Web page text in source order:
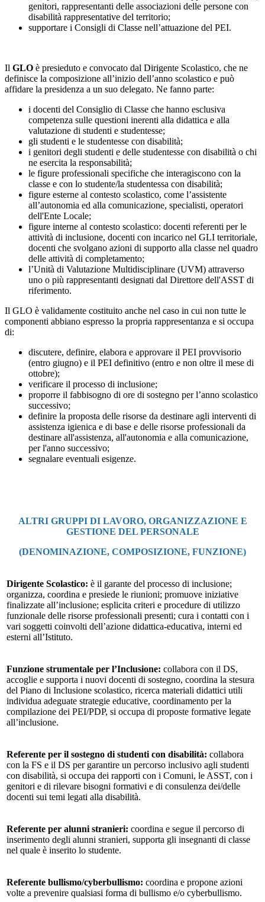
genitori, rappresentanti delle associazioni delle persone con
disabilità rappresentative del territorio;
supportare i Consigli di Classe nell’attuazione del PEI.
Il GLO è presieduto e convocato dal Dirigente Scolastico, che ne
definisce la composizione all’inizio dell’anno scolastico e può
affidare la presidenza a un suo delegato. Ne fanno parte:
i docenti del Consiglio di Classe che hanno esclusiva
competenza sulle questioni inerenti alla didattica e alla
valutazione di studenti e studentesse;
gli studenti e le studentesse con disabilità;
i genitori degli studenti e delle studentesse con disabilità o chi
ne esercita la responsabilità;
le figure professionali specifiche che interagiscono con la
classe e con lo studente/la studentessa con disabilità;
figure esterne al contesto scolastico, come l’assistente
all’autonomia ed alla comunicazione, specialisti, operatori
dell'Ente Locale;
figure interne al contesto scolastico: docenti referenti per le
attività di inclusione, docenti con incarico nel GLI territoriale,
docenti che svolgano azioni di supporto alla classe nel quadro
delle attività di completamento;
l’Unità di Valutazione Multidisciplinare (UVM) attraverso
uno o più rappresentanti designati dal Direttore dell'ASST di
riferimento.
Il GLO è validamente costituito anche nel caso in cui non tutte le
componenti abbiano espresso la propria rappresentanza e si occupa
di:
discutere, definire, elabora e approvare il PEI provvisorio
(entro giugno) e il PEI definitivo (entro e non oltre il mese di
ottobre);
verificare il processo di inclusione;
proporre il fabbisogno di ore di sostegno per l’anno scolastico
successivo;
definire la proposta delle risorse da destinare agli interventi di
assistenza igienica e di base e delle risorse professionali da
destinare all'assistenza, all'autonomia e alla comunicazione,
per l'anno successivo;
segnalare eventuali esigenze.
ALTRI GRUPPI DI LAVORO, ORGANIZZAZIONE E
GESTIONE DEL PERSONALE
(DENOMINAZIONE, COMPOSIZIONE, FUNZIONE)
Dirigente Scolastico: è il garante del processo di inclusione;
organizza, coordina e presiede le riunioni; promuove iniziative
finalizzate all’inclusione; esplicita criteri e procedure di utilizzo
funzionale delle risorse professionali presenti; cura i contatti con i
vari soggetti coinvolti dell’azione didattica-educativa, interni ed
esterni all’Istituto.
Funzione strumentale per l’Inclusione: collabora con il DS,
accoglie e supporta i nuovi docenti di sostegno, coordina la stesura
del Piano di Inclusione scolastico, ricerca materiali didattici utili
individua adeguate strategie educative, coordinamento per la
compilazione dei PEI/PDP, si occupa di proposte formative legate
all’inclusione.
Referente per il sostegno di studenti con disabilità: collabora
con la FS e il DS per garantire un percorso inclusivo agli studenti
con disabilità, si occupa dei rapporti con i Comuni, le ASST, con i
genitori e di rilevare bisogni formativi e di consulenza dei/delle
docenti sui temi legati alla disabilità.
Referente per alunni stranieri: coordina e segue il percorso di
inserimento degli alunni stranieri, supporta gli insegnanti di classe
nel quale è inserito lo studente.
Referente bullismo/cyberbullismo: coordina e propone azioni
volte a prevenire qualsiasi forma di bullismo e/o cyberbullismo.